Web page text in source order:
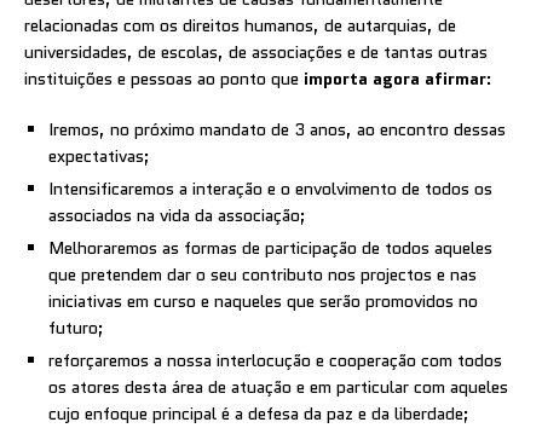
relacionadas com os direitos humanos, de autarquias, de
universidades, de escolas, de associações e de tantas outras
instituições e pessoas ao ponto que importa agora afirmar:
Iremos, no próximo mandato de 3 anos, ao encontro dessas
expectativas;
Intensificaremos a interação e o envolvimento de todos os
associados na vida da associação;
Melhoraremos as formas de participação de todos aqueles
que pretendem dar o seu contributo nos projectos e nas
iniciativas em curso e naqueles que serão promovidos no
futuro;
reforçaremos a nossa interlocução e cooperação com todos
os atores desta área de atuação e em particular com aqueles
cujo enfoque principal é a defesa da paz e da liberdade;